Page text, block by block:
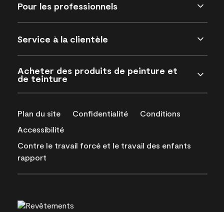
Pour les professionnels
Service à la clientèle
Acheter des produits de peinture et
de teinture
Plan du site Confidentialité
Conditions
Accessibilité
Contre le travail forcé et le travail des enfants
rapport